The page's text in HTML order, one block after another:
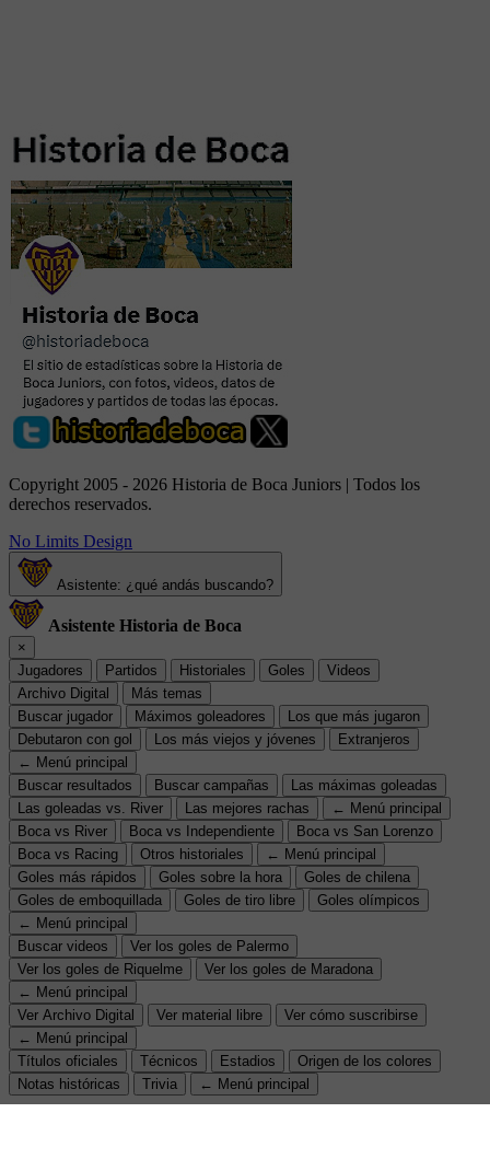
Copyright 2005 - 2026 Historia de Boca Juniors | Todos los
derechos reservados.
No Limits Design
Asistente: ¿qué andás buscando?
Asistente Historia de Boca
×
Jugadores
Partidos Historiales Goles
Videos
Archivo Digital
Más temas
Buscar jugador
Máximos goleadores
Los que más jugaron
Debutaron con gol
Los más viejos y jóvenes
Extranjeros
← Menú principal
Buscar resultados
Buscar campañas
Las máximas goleadas
Las goleadas vs. River
Las mejores rachas
← Menú principal
Boca vs River
Boca vs Independiente
Boca vs San Lorenzo
Boca vs Racing
Otros historiales
← Menú principal
Goles más rápidos
Goles sobre la hora
Goles de chilena
Goles de emboquillada
Goles de tiro libre
Goles olímpicos
← Menú principal
Buscar videos
Ver los goles de Palermo
Ver los goles de Riquelme
Ver los goles de Maradona
← Menú principal
Ver Archivo Digital
Ver material libre
Ver cómo suscribirse
← Menú principal
Títulos oficiales
Técnicos Estadios
Origen de los colores
Notas históricas
Trivia ← Menú principal